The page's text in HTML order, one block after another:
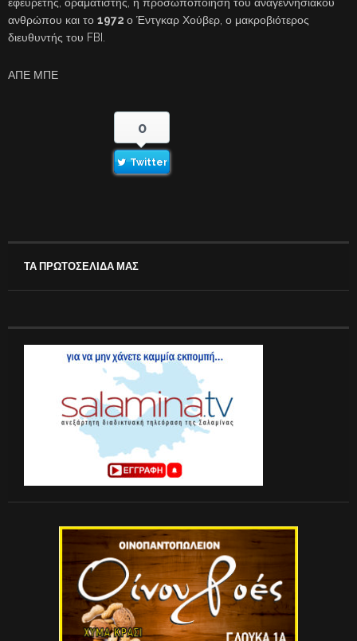
ανθρώπου και το 1972 ο Έντγκαρ Χούβερ, ο μακροβιότερος
διευθυντής του FBI.
ΑΠΕ ΜΠΕ
0
Twitter
ΤΑ ΠΡΩΤΟΣΕΛΙΔΑ ΜΑΣ